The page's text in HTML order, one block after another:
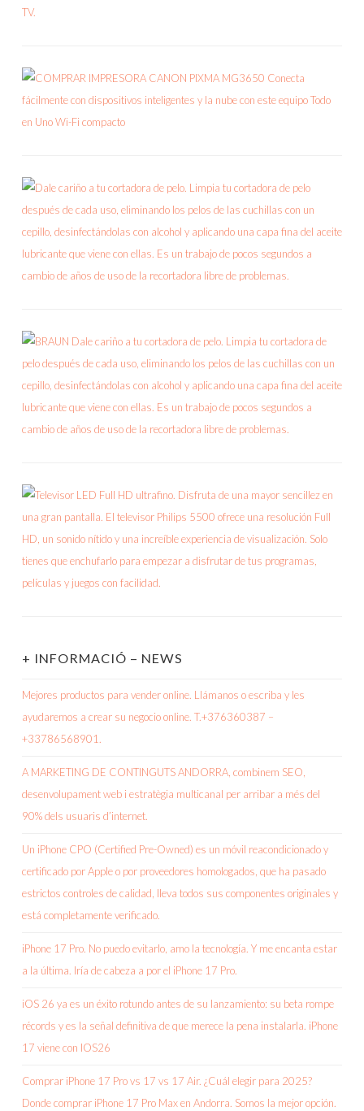
+ INFORMACIÓ – NEWS
Mejores productos para vender online. Llámanos o escriba y les
ayudaremos a crear su negocio online. T.+376360387 –
+33786568901.
A MARKETING DE CONTINGUTS ANDORRA, combinem SEO,
desenvolupament web i estratègia multicanal per arribar a més del
90% dels usuaris d’internet.
Un iPhone CPO (Certified Pre-Owned) es un móvil reacondicionado y
certificado por Apple o por proveedores homologados, que ha pasado
estrictos controles de calidad, lleva todos sus componentes originales y
está completamente verificado.
iPhone 17 Pro. No puedo evitarlo, amo la tecnología. Y me encanta estar
a la última. Iría de cabeza a por el iPhone 17 Pro.
iOS 26 ya es un éxito rotundo antes de su lanzamiento: su beta rompe
récords y es la señal definitiva de que merece la pena instalarla. iPhone
17 viene con IOS26
Comprar iPhone 17 Pro vs 17 vs 17 Air. ¿Cuál elegir para 2025?
Donde comprar iPhone 17 Pro Max en Andorra. Somos la mejor opción.